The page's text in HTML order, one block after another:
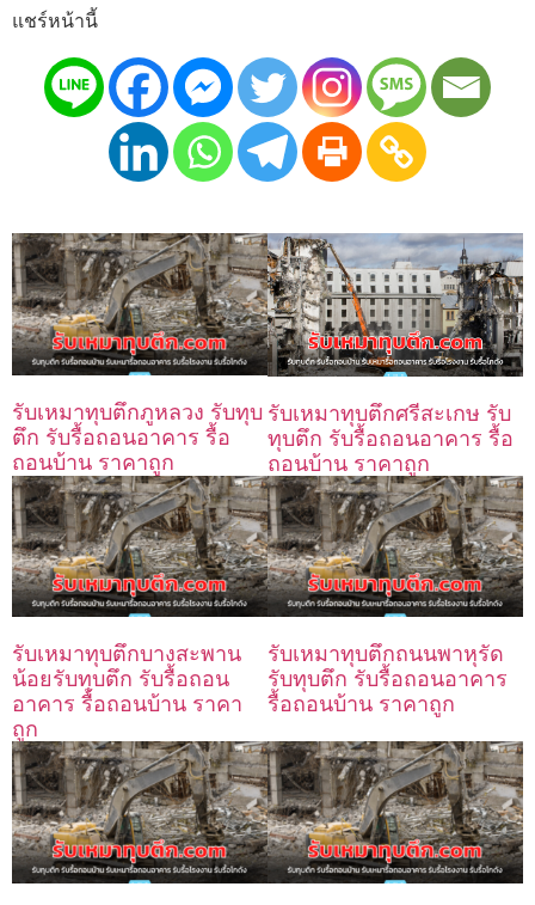
แชร์หน้านี้
รับเหมาทุบตึกภูหลวง รับทุบ
ตึก รับรื้อถอนอาคาร รื้อ
ถอนบ้าน ราคาถูก
รับเหมาทุบตึกศรีสะเกษ รับ
ทุบตึก รับรื้อถอนอาคาร รื้อ
ถอนบ้าน ราคาถูก
รับเหมาทุบตึกบางสะพาน
น้อยรับทุบตึก รับรื้อถอน
อาคาร รื้อถอนบ้าน ราคา
ถูก
รับเหมาทุบตึกถนนพาหุรัด
รับทุบตึก รับรื้อถอนอาคาร
รื้อถอนบ้าน ราคาถูก